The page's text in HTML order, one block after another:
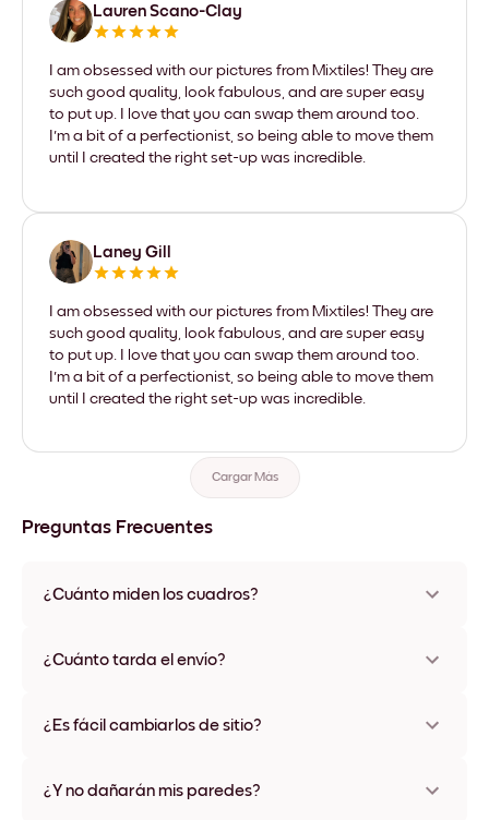
Lauren Scano-Clay
I am obsessed with our pictures from Mixtiles! They are
such good quality, look fabulous, and are super easy
to put up. I love that you can swap them around too.
I'm a bit of a perfectionist, so being able to move them
until I created the right set-up was incredible.
Laney Gill
I am obsessed with our pictures from Mixtiles! They are
such good quality, look fabulous, and are super easy
to put up. I love that you can swap them around too.
I'm a bit of a perfectionist, so being able to move them
until I created the right set-up was incredible.
Cargar Más
Preguntas Frecuentes
¿Cuánto miden los cuadros?
varios materiales y colores de marco, incluidas opciones sin
¿Cuánto tarda el envío?
disponibles en algunos países. Te enviaremos un número de
¿Es fácil cambiarlos de sitio?
ningún daño
¿Y no dañarán mis paredes?